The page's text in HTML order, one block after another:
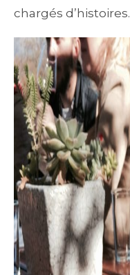
chargés d’histoires.